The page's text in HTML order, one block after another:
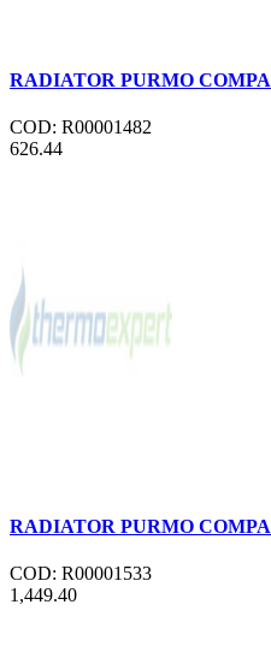
RADIATOR PURMO
COD: R00001482
626.44
RADIATOR PURMO
COD: R00001533
1,449.40